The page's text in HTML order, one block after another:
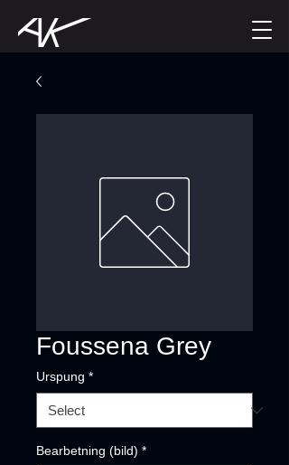
Foussena Grey
Urspung *
Bearbetning (bild) *